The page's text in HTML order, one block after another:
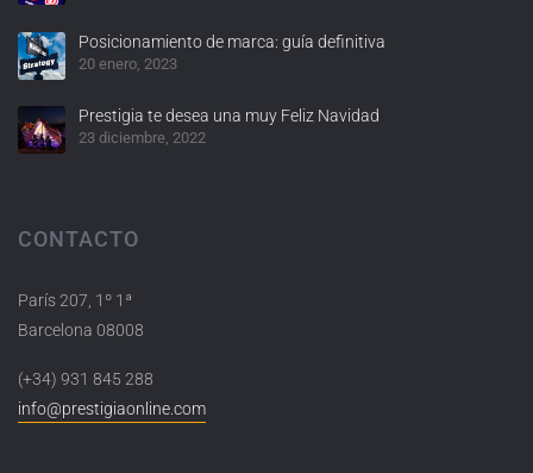
Posicionamiento de marca: guía definitiva
20 enero, 2023
Prestigia te desea una muy Feliz Navidad
23 diciembre, 2022
CONTACTO
París 207, 1º 1ª
Barcelona 08008
(+34) 931 845 288
info@prestigiaonline.com